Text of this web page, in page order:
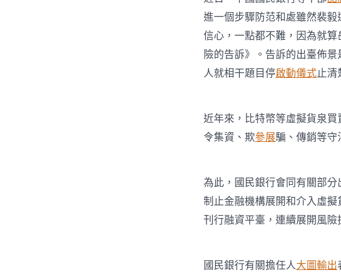
進一個步驟防范和處雖然裴
信心，一點都不難，因為就
險的告訴》。告訴的出臺佈
人就相干題目停啟動儀式止清
近年來，比特幣等虛擬貨泉
令集資、欺參展騙、傳銷等守
為此，國民銀行會同有關部
制止金融機構展開和介入虛
刊行融資平臺，連續展開風險
國民銀行有關擔任人大圖輸出